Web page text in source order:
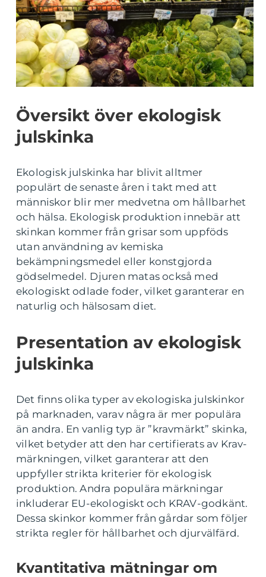
Översikt över ekologisk
julskinka
Ekologisk julskinka har blivit alltmer
populärt de senaste åren i takt med att
människor blir mer medvetna om hållbarhet
och hälsa. Ekologisk produktion innebär att
skinkan kommer från grisar som uppföds
utan användning av kemiska
bekämpningsmedel eller konstgjorda
gödselmedel. Djuren matas också med
ekologiskt odlade foder, vilket garanterar en
naturlig och hälsosam diet.
Presentation av ekologisk
julskinka
Det finns olika typer av ekologiska julskinkor
på marknaden, varav några är mer populära
än andra. En vanlig typ är ”kravmärkt” skinka,
vilket betyder att den har certifierats av Krav-
märkningen, vilket garanterar att den
uppfyller strikta kriterier för ekologisk
produktion. Andra populära märkningar
inkluderar EU-ekologiskt och KRAV-godkänt.
Dessa skinkor kommer från gårdar som följer
strikta regler för hållbarhet och djurvälfärd.
Kvantitativa mätningar om